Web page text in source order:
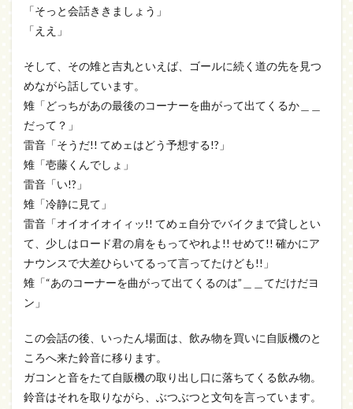
「そっと会話ききましょう」
「ええ」
そして、その雉と吉丸といえば、ゴールに続く道の先を見つ
めながら話しています。
雉「どっちがあの最後のコーナーを曲がって出てくるか＿＿
だって？」
雷音「そうだ!! てめェはどう予想する!?」
雉「壱藤くんでしょ」
雷音「い!?」
雉「冷静に見て」
雷音「オイオイオイィッ!! てめェ自分でバイクまで貸しとい
て、少しはロード君の肩をもってやれよ!! せめて!! 確かにア
ナウンスで大差ひらいてるって言ってたけども!!」
雉「“あのコーナーを曲がって出てくるのは”＿＿てだけだヨ
ン」
この会話の後、いったん場面は、飲み物を買いに自販機のと
ころへ来た鈴音に移ります。
ガコンと音をたて自販機の取り出し口に落ちてくる飲み物。
鈴音はそれを取りながら、ぶつぶつと文句を言っています。